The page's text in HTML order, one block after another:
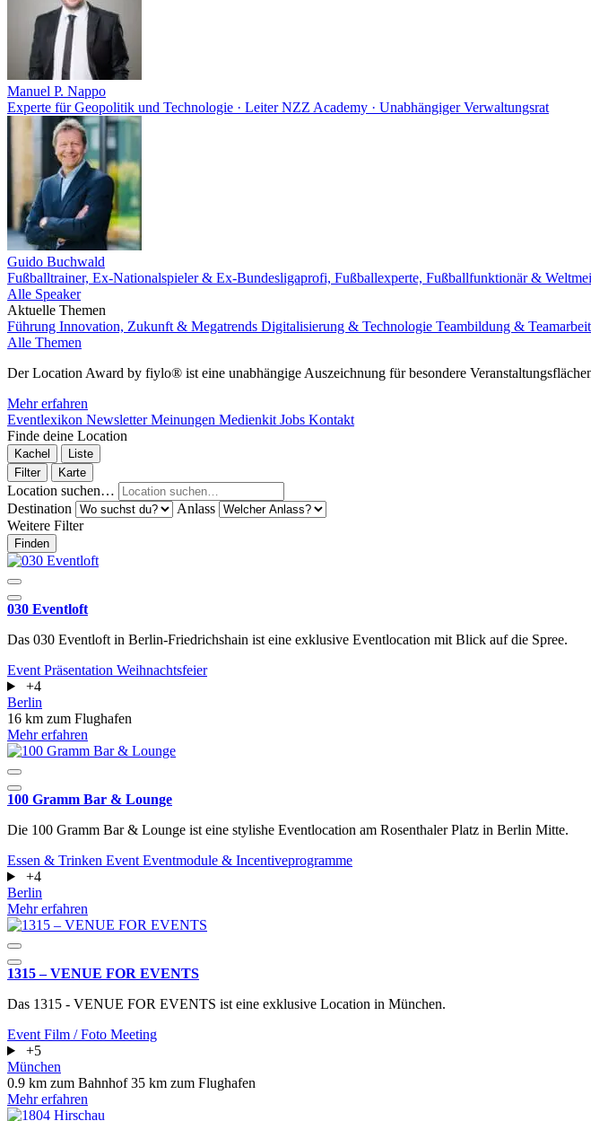
Manuel P. Nappo
Experte für Geopolitik und Technologie · Leiter NZZ Academy · Unabhängiger Verwaltungsrat
Guido Buchwald
Fußballtrainer, Ex-Nationalspieler & Ex-Bundesligaprofi, Fußballexperte, Fußballfunktionär &
Alle Speaker
Aktuelle Themen
Führung Innovation, Zukunft & Megatrends Digitalisierung & Technologie Teambildung & Teamarbeit
Alle Themen
Der Location Award by fiylo® ist eine unabhängige Auszeichnung für besondere
Mehr erfahren
Eventlexikon NewsletterMeinungen Medienkit Jobs Kontakt
Finde deine Location
Kachel
Liste
Filter
Karte
Location suchen…
Destination
Anlass
Weitere Filter
Finden
030 Eventloft
Das 030 Eventloft in Berlin-Friedrichshain ist eine exklusive Eventlocation mit Blick auf die Spree.
Event Präsentation Weihnachtsfeier
+4
Berlin
16 km zum Flughafen
Mehr erfahren
100 Gramm Bar & Lounge
Die 100 Gramm Bar & Lounge ist eine stylishe Eventlocation am Rosenthaler Platz in Berlin Mitte.
Essen & Trinken Event Eventmodule & Incentiveprogramme
+4
Berlin
Mehr erfahren
1315 – VENUE FOR EVENTS
Das 1315 - VENUE FOR EVENTS ist eine exklusive Location in München.
Event Film / Foto Meeting
+5
München
0.9 km zum Bahnhof35 km zum Flughafen
Mehr erfahren